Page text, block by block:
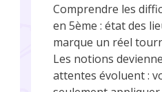
Comprendre les
en 5ème : état des
marque un réel
Les notions
attentes évoluent :